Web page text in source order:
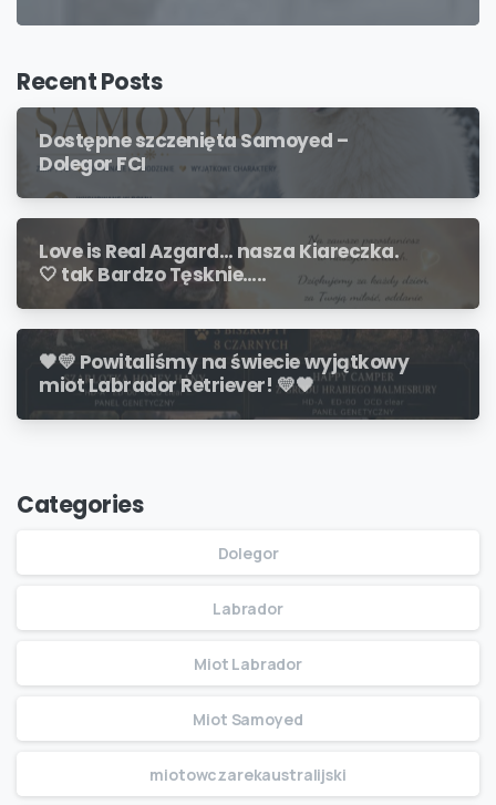
Recent Posts
Dostępne szczenięta Samoyed –
Dolegor FCI
Love is Real Azgard… nasza Kiareczka.
🤍 tak Bardzo Tęsknie…..
🖤💛 Powitaliśmy na świecie wyjątkowy
miot Labrador Retriever! 💛🖤
Categories
Dolegor
Labrador
Miot Labrador
Miot Samoyed
miotowczarekaustralijski